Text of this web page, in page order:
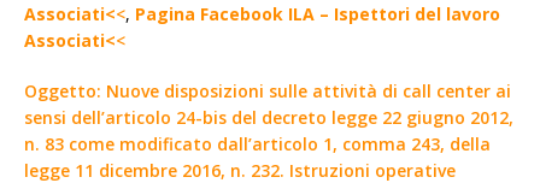
Associati<<, Pagina Facebook ILA – Ispettori del lavoro
Associati<<
Oggetto: Nuove disposizioni sulle attività di call center ai
sensi dell’articolo 24-bis del decreto legge 22 giugno 2012,
n. 83 come modificato dall’articolo 1, comma 243, della
legge 11 dicembre 2016, n. 232. Istruzioni operative